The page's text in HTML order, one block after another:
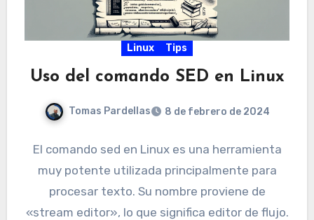
Linux Tips
Uso del comando SED en Linux
Tomas Pardellas 8 de febrero de 2024
El comando sed en Linux es una herramienta
muy potente utilizada principalmente para
procesar texto. Su nombre proviene de
«stream editor», lo que significa editor de flujo.